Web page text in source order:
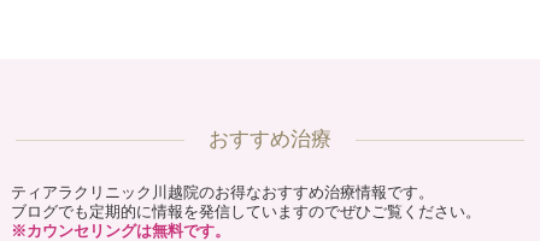
おすすめ治療
ティアラクリニック川越院のお得なおすすめ治療情報です。
ブログでも定期的に情報を発信していますのでぜひご覧ください。
※カウンセリングは無料です。